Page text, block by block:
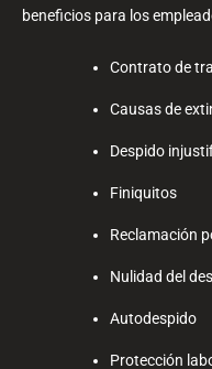
beneficios para los
Contrato de
Causas de
Despido
Finiquitos
Reclamación
Nulidad del
Autodespido
Protección